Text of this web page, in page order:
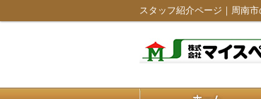
スタッフ紹介ページ｜周南